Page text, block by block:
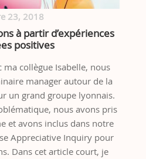
23, 2018
à partir d’expériences
positives
ma collègue Isabelle, nous
manager autour de la
un grand groupe lyonnais.
nous avons pris
et avons inclus dans notre
Appreciative Inquiry pour
Dans cet article court, je